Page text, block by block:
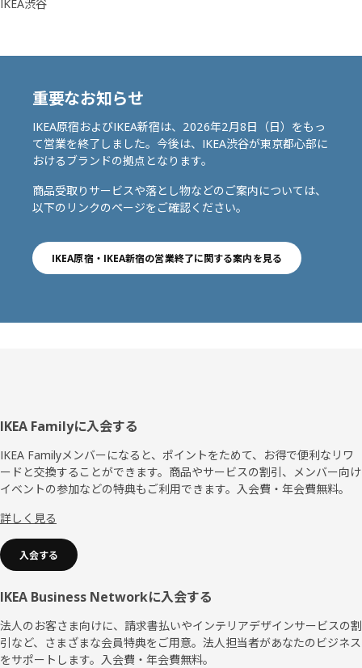
IKEA渋谷
重要なお知らせ
IKEA原宿およびIKEA新宿は、2026年2月8日（日）をもっ
て営業を終了しました。今後は、IKEA渋谷が東京都心部に
おけるブランドの拠点となります。
商品受取りサービスや落とし物などのご案内については、
以下のリンクのページをご確認ください。
IKEA原宿・IKEA新宿の営業終了に関する案内を見る
フ
ッ
タ
IKEA Familyに入会する
IKEA Familyメンバーになると、ポイントをためて、お得で便利なリワ
ードと交換することができます。商品やサービスの割引、メンバー向け
イベントの参加などの特典もご利用できます。入会費・年会費無料。
詳しく見る
入会する
IKEA Business Networkに入会する
法人のお客さま向けに、請求書払いやインテリアデザインサービスの割
引など、さまざまな会員特典をご用意。法人担当者があなたのビジネス
をサポートします。入会費・年会費無料。